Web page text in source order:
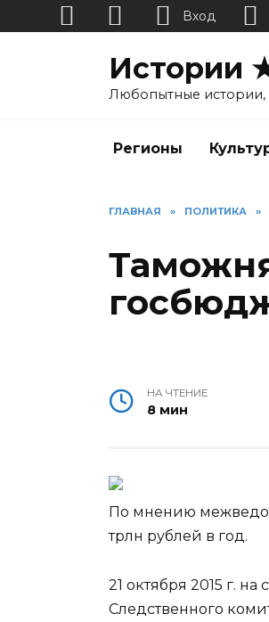
Истории
Любопытные истории,
Регионы
ГЛАВНАЯ » ПОЛИТИКА »
НА ЧТЕНИЕ
8 мин
По мнению
трлн рублей в год.
21 октября 2015 г.
Следственного
Вход